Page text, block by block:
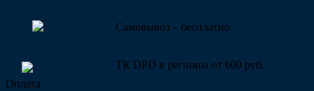
Самовывоз – бесплатно
ТК DPD в регионы от 600 руб.
Оплата